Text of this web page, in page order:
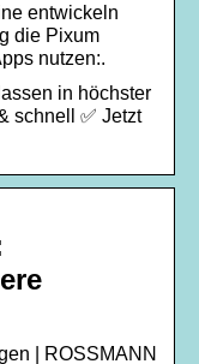
entwickeln
die Pixum
nutzen:.
in höchster
schnell ✅ Jetzt
| ROSSMANN